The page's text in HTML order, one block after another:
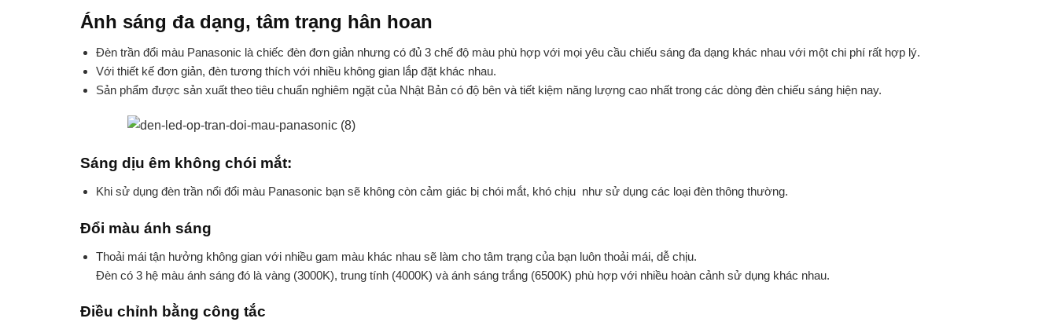
Ánh sáng đa dạng, tâm trạng hân hoan
Đèn trần đổi màu Panasonic là chiếc đèn đơn giản nhưng có đủ 3 chế độ màu phù hợp với mọi yêu cầu chiếu sáng đa dạng khác nhau với một chi phí rất hợp lý.
Với thiết kế đơn giản, đèn tương thích với nhiều không gian lắp đặt khác nhau.
Sản phẩm được sản xuất theo tiêu chuẩn nghiêm ngặt của Nhật Bản có độ bên và tiết kiệm năng lượng cao nhất trong các dòng đèn chiếu sáng hiện nay.
Sáng dịu êm không chói mắt:
Khi sử dụng đèn trần nổi đổi màu Panasonic bạn sẽ không còn cảm giác bị chói mắt, khó chịu như sử dụng các loại đèn thông thường.
Đổi màu ánh sáng
Thoải mái tận hưởng không gian với nhiều gam màu khác nhau sẽ làm cho tâm trạng của bạn luôn thoải mái, dễ chịu.
Đèn có 3 hệ màu ánh sáng đó là vàng (3000K), trung tính (4000K) và ánh sáng trắng (6500K) phù hợp với nhiều hoàn cảnh sử dụng khác nhau.
Điều chỉnh bằng công tắc